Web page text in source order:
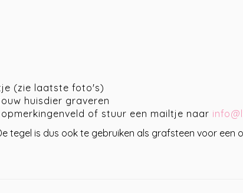
(zie laatste foto's)
huisdier graveren
of stuur een mailtje naar
tegel is dus ook te gebruiken als grafsteen voor een